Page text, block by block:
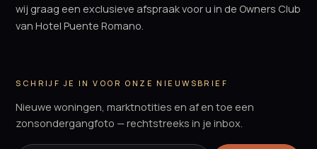
wij graag een exclusieve afspraak voor u in de Owners Club
van Hotel Puente Romano.
SCHRIJF JE IN VOOR ONZE NIEUWSBRIEF
Nieuwe woningen, marktnotities en af en toe een
zonsondergangfoto — rechtstreeks in je inbox.